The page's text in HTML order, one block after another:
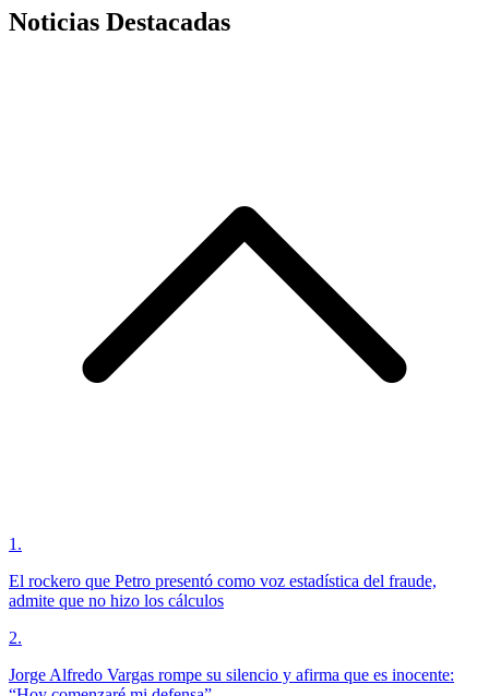
Noticias Destacadas
1 .
El rockero que Petro presentó como voz estadística del fraude,
admite que no hizo los cálculos
2.
Jorge Alfredo Vargas rompe su silencio y afirma que es inocente: